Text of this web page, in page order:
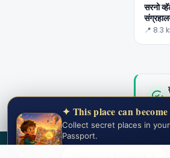
सरनो
📍 8.3
✦ This place can
Collect secret places in
Passport.